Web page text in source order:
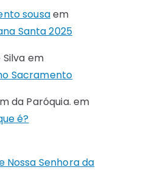
sousaem
Santa 2025
em
Sacramento
da Paróquia. em
é?
Nossa Senhora da